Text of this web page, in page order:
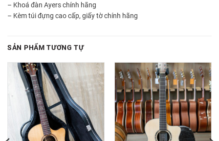
– Khoá đàn Ayers chính hãng
– Kèm túi đựng cao cấp, giấy tờ chính hãng
SẢN PHẨM TƯƠNG TỰ